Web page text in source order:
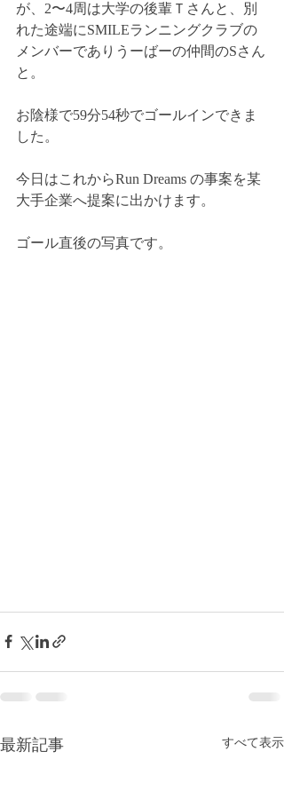
が、2〜4周は大学の後輩Ｔさんと、別
れた途端にSMILEランニングクラブの
メンバーでありうーばーの仲間のSさん
と。
お陰様で59分54秒でゴールインできま
した。
今日はこれからRun Dreams の事案を某
大手企業へ提案に出かけます。
ゴール直後の写真です。
最新記事 すべて表示